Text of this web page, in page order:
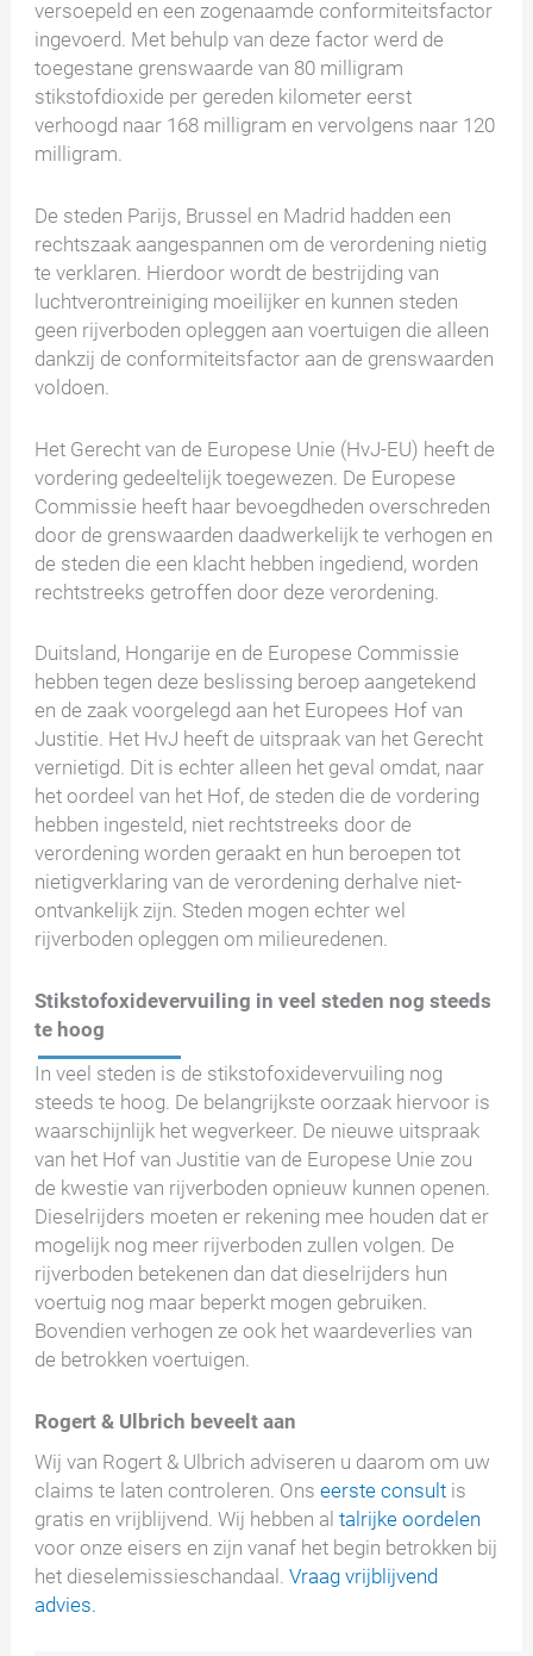
versoepeld en een zogenaamde conformiteitsfactor
ingevoerd. Met behulp van deze factor werd de
toegestane grenswaarde van 80 milligram
stikstofdioxide per gereden kilometer eerst
verhoogd naar 168 milligram en vervolgens naar 120
milligram.
De steden Parijs, Brussel en Madrid hadden een
rechtszaak aangespannen om de verordening nietig
te verklaren. Hierdoor wordt de bestrijding van
luchtverontreiniging moeilijker en kunnen steden
geen rijverboden opleggen aan voertuigen die alleen
dankzij de conformiteitsfactor aan de grenswaarden
voldoen.
Het Gerecht van de Europese Unie (HvJ-EU) heeft de
vordering gedeeltelijk toegewezen. De Europese
Commissie heeft haar bevoegdheden overschreden
door de grenswaarden daadwerkelijk te verhogen en
de steden die een klacht hebben ingediend, worden
rechtstreeks getroffen door deze verordening.
Duitsland, Hongarije en de Europese Commissie
hebben tegen deze beslissing beroep aangetekend
en de zaak voorgelegd aan het Europees Hof van
Justitie. Het HvJ heeft de uitspraak van het Gerecht
vernietigd. Dit is echter alleen het geval omdat, naar
het oordeel van het Hof, de steden die de vordering
hebben ingesteld, niet rechtstreeks door de
verordening worden geraakt en hun beroepen tot
nietigverklaring van de verordening derhalve niet-
ontvankelijk zijn. Steden mogen echter wel
rijverboden opleggen om milieuredenen.
Stikstofoxidevervuiling in veel steden nog steeds
te hoog
In veel steden is de stikstofoxidevervuiling nog
steeds te hoog. De belangrijkste oorzaak hiervoor is
waarschijnlijk het wegverkeer. De nieuwe uitspraak
van het Hof van Justitie van de Europese Unie zou
de kwestie van rijverboden opnieuw kunnen openen.
Dieselrijders moeten er rekening mee houden dat er
mogelijk nog meer rijverboden zullen volgen. De
rijverboden betekenen dan dat dieselrijders hun
voertuig nog maar beperkt mogen gebruiken.
Bovendien verhogen ze ook het waardeverlies van
de betrokken voertuigen.
Rogert & Ulbrich beveelt aan
Wij van Rogert & Ulbrich adviseren u daarom om uw
claims te laten controleren. Onseerste consult is
gratis en vrijblijvend. Wij hebben altalrijke oordelen
voor onze eisers en zijn vanaf het begin betrokken bij
het dieselemissieschandaal.Vraag vrijblijvend
advies.